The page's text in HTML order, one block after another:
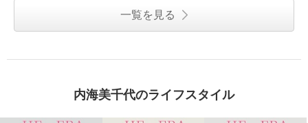
一覧を見る
内海美千代のライフスタイル